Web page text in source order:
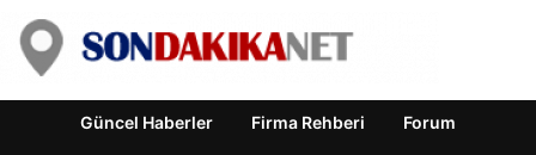
Güncel Haberler Firma Rehberi Forum